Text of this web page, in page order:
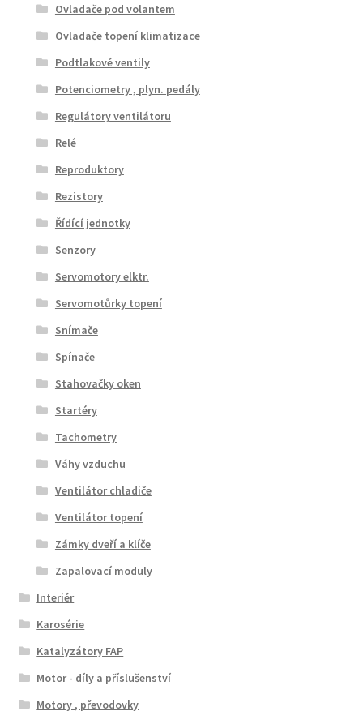
Ovladače pod volantem
Ovladače topení klimatizace
Podtlakové ventily
Potenciometry , plyn. pedály
Regulátory ventilátoru
Relé
Reproduktory
Rezistory
Řídící jednotky
Senzory
Servomotory elktr.
Servomotůrky topení
Snímače
Spínače
Stahovačky oken
Startéry
Tachometry
Váhy vzduchu
Ventilátor chladiče
Ventilátor topení
Zámky dveří a klíče
Zapalovací moduly
Interiér
Karosérie
Katalyzátory FAP
Motor - díly a příslušenství
Motory , převodovky